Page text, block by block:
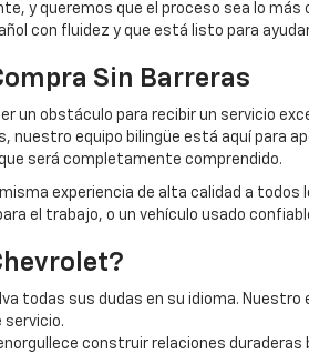
y queremos que el proceso sea lo
con fluidez y que está listo para
Sin Barreras
un obstáculo para recibir un servicio
nuestro equipo bilingüe está aquí para
será completamente comprendido.
experiencia de alta calidad a
el trabajo, o un vehículo usado
todas sus dudas en su idioma.
servicio.
construir relaciones